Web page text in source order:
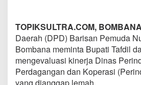
TOPIKSULTRA.COM,
Daerah (DPD) Barisan Pemuda
Bombana meminta Bupati Tafdil
mengevaluasi kinerja Dinas
Perdagangan dan Koperasi
yang dianggap lemah.